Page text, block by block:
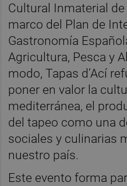
Cultural Inmaterial de
marco del Plan de
Gastronomía
Agricultura, Pesca y
modo, Tapas d’Ací
poner en valor la
mediterránea, el
del tapeo como una
sociales y culinarias
nuestro país.
Este evento forma